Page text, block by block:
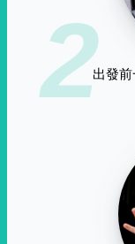
2出發